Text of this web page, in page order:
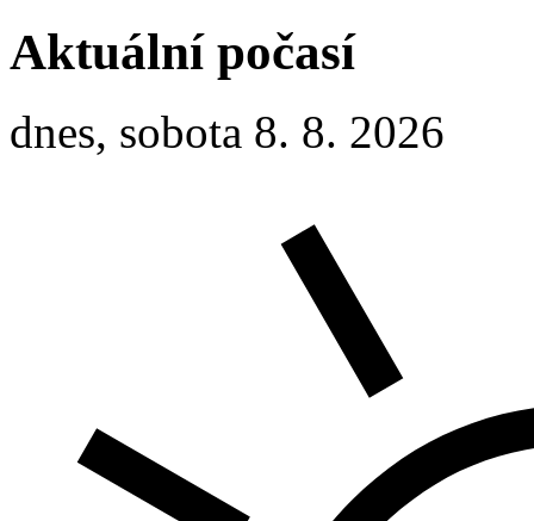
Aktuální počasí
dnes, sobota 8. 8. 2026